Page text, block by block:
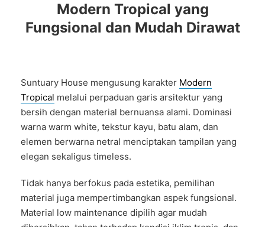
Modern Tropical yang
Fungsional dan Mudah Dirawat
Suntuary House mengusung karakter Modern
Tropical melalui perpaduan garis arsitektur yang
bersih dengan material bernuansa alami. Dominasi
warna warm white, tekstur kayu, batu alam, dan
elemen berwarna netral menciptakan tampilan yang
elegan sekaligus timeless.
Tidak hanya berfokus pada estetika, pemilihan
material juga mempertimbangkan aspek fungsional.
Material low maintenance dipilih agar mudah